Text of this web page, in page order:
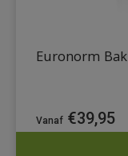
Euronorm
€39,95